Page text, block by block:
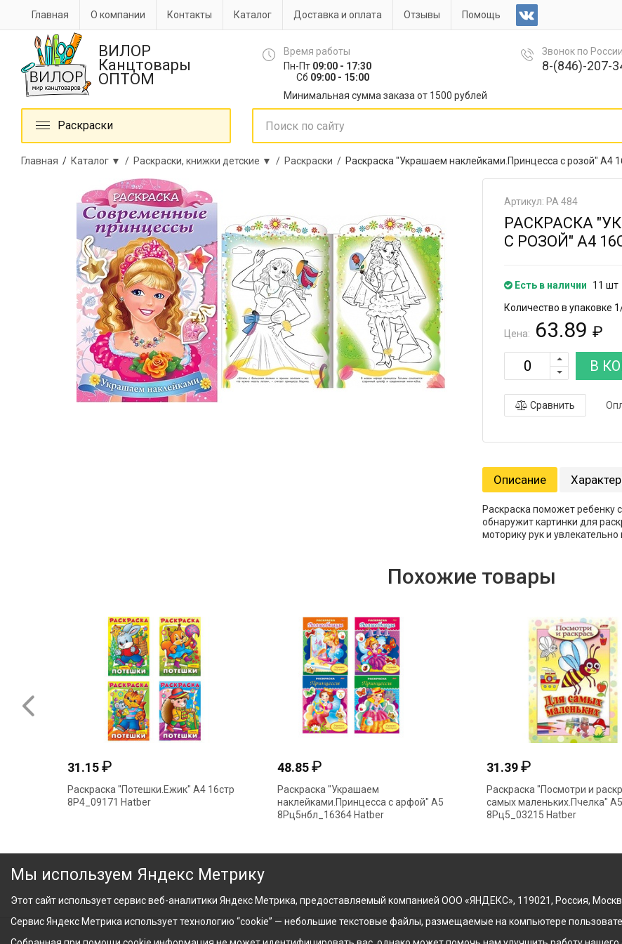
Главная О компании Контакты Каталог Доставка и оплата Отзывы Помощь
ВИЛОР
Канцтовары
ОПТОМ
Время работы
Пн-Пт 09:00 - 17:30
Сб 09:00 - 15:00
Минимальная сумма заказа от 1500 рублей
Звонок по
8-(846)-207-
Раскраски
Главная / Каталог ▼ / Раскраски, книжки детские ▼ / Раскраски / Раскраска "Украшаем наклейками.Принцесса с розой" А4
Артикул: РА 484
РАСКРАСКА
С РОЗОЙ" А4
Есть в наличии
11 шт
Количество в упаковке
Цена: 63.89 ₽
В
Сравнить
Описание
Раскраска поможет ребенку
обнаружит картинки для
моторику рук и увлекательно
Похожие товары
31.15₽
Раскраска "Потешки.Ежик" А4 16стр
8Р4_09171 Hatber
48.85₽
Раскраска "Украшаем
наклейками.Принцесса с арфой" А5
8Рц5нбл_16364 Hatber
31.39₽
Раскраска "Посмотри и
самых маленьких.Пчелка" А5
8Рц5_03215 Hatber
Мы используем Яндекс Метрику
Этот сайт использует сервис веб-аналитики Яндекс Метрика, предоставляемый компанией ООО «ЯНДЕКС», 119021, Россия,
Сервис Яндекс Метрика использует технологию “cookie” — небольшие текстовые файлы, размещаемые на компьютере